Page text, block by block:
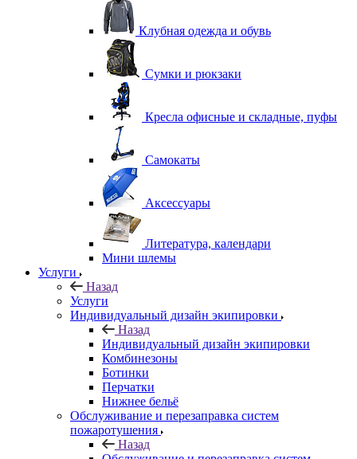
Клубная одежда и обувь
Сумки и рюкзаки
Кресла офисные и складные, пуфы
Самокаты
Аксессуары
Литература, календари
Мини шлемы
Услуги
Назад
Услуги
Индивидуальный дизайн экипировки
Назад
Индивидуальный дизайн экипировки
Комбинезоны
Ботинки
Перчатки
Нижнее бельё
Обслуживание и перезаправка систем
пожаротушения
Назад